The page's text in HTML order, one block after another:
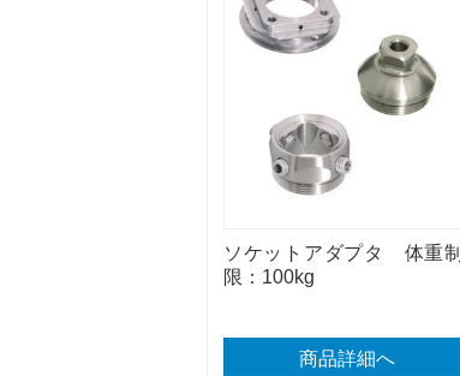
ソケットアダプタ 体重制
限：100kg
商品詳細へ